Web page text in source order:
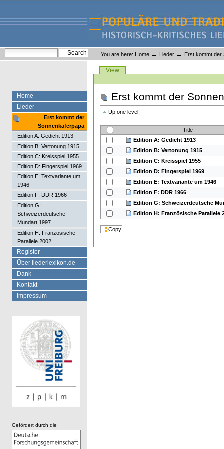
content.
navigation
Liederlexikon
Personal
tools
You are here: Home → Lieder → Erst kommt der
ViewsView
Erst kommt der
Up one level
Title
Edition A: Gedicht 1913
Edition B: Vertonung 1915
Edition C: Kreisspiel 1955
Edition D: Fingerspiel 1969
Edition E: Textvariante um 1946
Edition F: DDR 1966
Edition G: Schweizerdeutsche
Edition H: Französische Parallele
Home
Lieder
Erst kommt der
Sonnenkäferpapa
Edition A: Gedicht 1913
Edition B: Vertonung 1915
Edition C: Kreisspiel 1955
Edition D: Fingerspiel 1969
Edition E: Textvariante um
1946
Edition F: DDR 1966
Edition G:
Schweizerdeutsche
Mundart 1997
Edition H: Französische
Parallele 2002
Register
Über liederlexikon.de
Dank
Kontakt
Impressum
Gefördert durch die